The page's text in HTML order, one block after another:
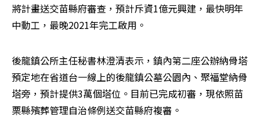
將計畫送交苗縣府審查，預計斥資1億元興建，最快明年
中動工，最晚2021年完工啟用。
後龍鎮公所主任秘書林澄清表示，鎮內第二座公辦納骨塔
預定地在省道台一線上的後龍鎮公墓公園內、聚福堂納骨
塔旁，預計提供3萬個塔位。目前已完成初審，現依照苗
栗縣殯葬管理自治條例送交苗縣府複審。